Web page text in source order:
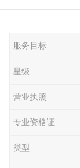
服务目标
星级
营业执照
专业资格证
类型